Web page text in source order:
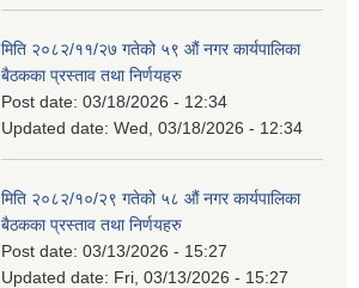
मिति २०८२/११/२७ गतेको ५९ औं नगर कार्यपालिका
बैठकका प्रस्ताव तथा निर्णयहरु
Post date: 03/18/2026 - 12:34
Updated date: Wed, 03/18/2026 - 12:34
मिति २०८२/१०/२९ गतेको ५८ औं नगर कार्यपालिका
बैठकका प्रस्ताव तथा निर्णयहरु
Post date: 03/13/2026 - 15:27
Updated date: Fri, 03/13/2026 - 15:27